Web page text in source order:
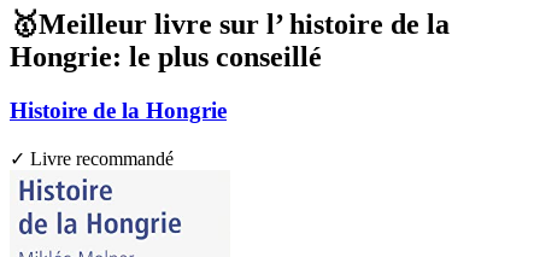
🥇Meilleur livre sur l’ histoire de la
Hongrie: le plus conseillé
Histoire de la Hongrie
✓ Livre recommandé